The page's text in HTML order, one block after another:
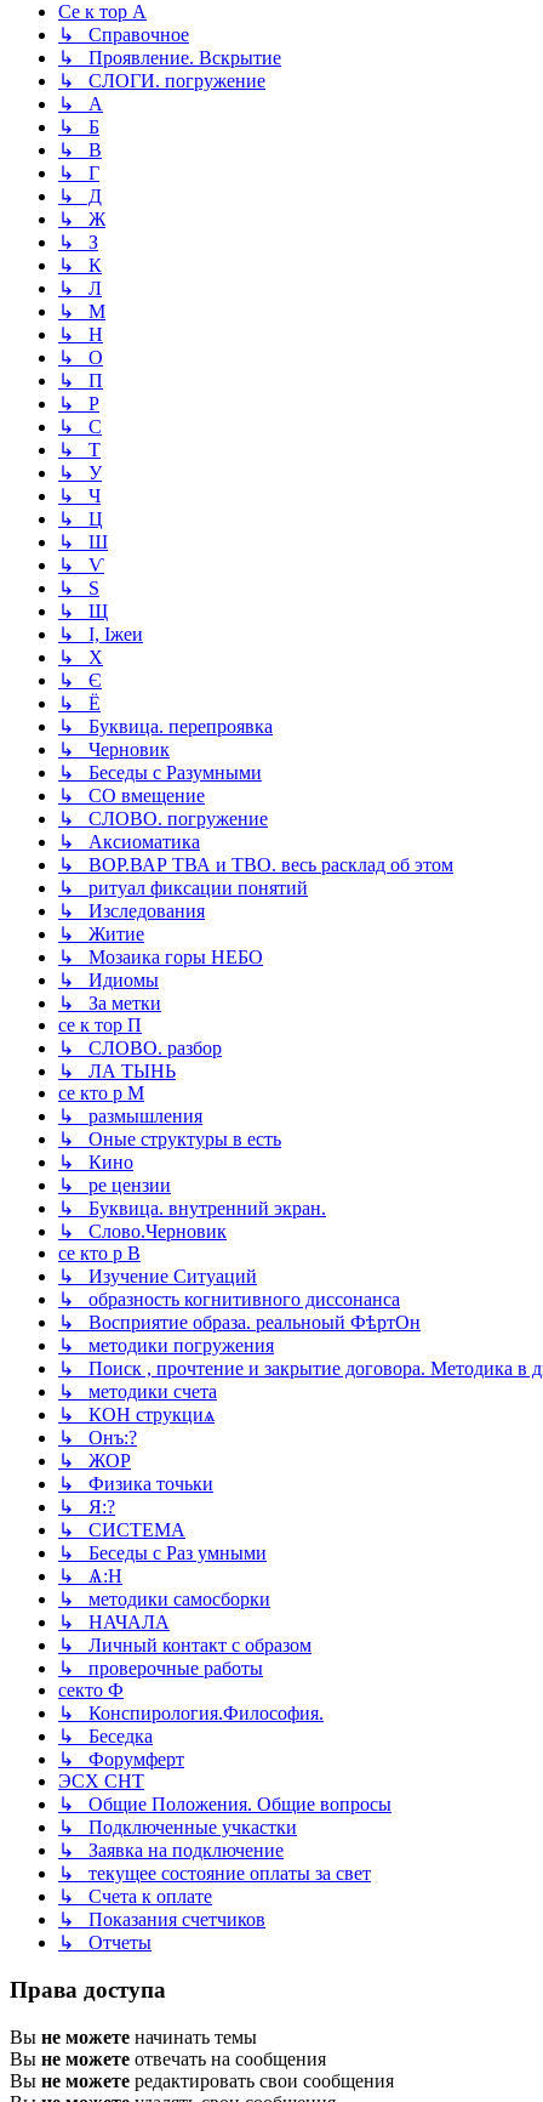
Се к тор А
↳ Справочное
↳ Проявление. Вскрытие
↳ СЛОГИ. погружение
↳ А
↳ Б
↳ В
↳ Г
↳ Д
↳ Ж
↳ З
↳ К
↳ Л
↳ М
↳ Н
↳ О
↳ П
↳ Р
↳ С
↳ Т
↳ У
↳ Ч
↳ Ц
↳ Ш
↳ Ѵ
↳ Ѕ
↳ Щ
↳ І, Іжеи
↳ Х
↳ Є
↳ Ё
↳ Буквица. перепроявка
↳ Черновик
↳ Беседы с Разумными
↳ СО вмещение
↳ СЛОВО. погружение
↳ Аксиоматика
↳ ВОР.ВАР ТВА и ТВО. весь расклад об этом
↳ ритуал фиксации понятий
↳ Изследования
↳ Житие
↳ Мозаика горы НЕБО
↳ Идиомы
↳ За метки
се к тор П
↳ СЛОВО. разбор
↳ ЛА ТЫНЬ
се кто р М
↳ размышления
↳ Оные структуры в есть
↳ Кино
↳ ре цензии
↳ Буквица. внутренний экран.
↳ Слово.Черновик
се кто р В
↳ Изучение Ситуаций
↳ образность когнитивного диссонанса
↳ Восприятие образа. реальноый ФѣртОн
↳ методики погружения
↳ Поиск , прочтение и закрытие договора. Методика в
↳ методики счета
↳ КОН струкциѧ
↳ Онъ:?
↳ ЖОР
↳ Физика точьки
↳ Я:?
↳ СИСТЕМА
↳ Беседы с Раз умными
↳ Ѧ:Н
↳ методики самосборки
↳ НАЧАЛА
↳ Личный контакт с образом
↳ проверочные работы
секто Ф
↳ Конспирология.Философия.
↳ Беседка
↳ Форумферт
ЭСХ СНТ
↳ Общие Положения. Общие вопросы
↳ Подключенные учкастки
↳ Заявка на подключение
↳ текущее состояние оплаты за свет
↳ Счета к оплате
↳ Показания счетчиков
↳ Отчеты
Права доступа
Вы не можете начинать темы
Вы не можете отвечать на сообщения
Вы не можете редактировать свои сообщения